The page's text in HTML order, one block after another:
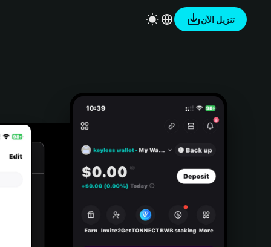
تنزيل الآن